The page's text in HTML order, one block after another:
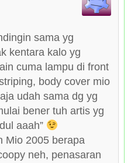
sama yg
kentara kalo yg
cuma lampu di front
body cover mio
udah sama dg yg
bener tuh artis yg
aaah”
Mio 2005 berapa
neh, penasaran